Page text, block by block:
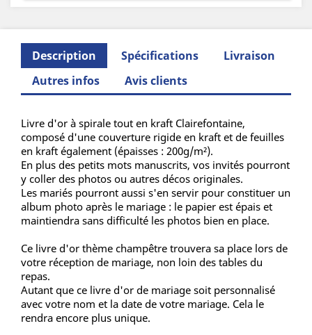
Description Spécifications
Livraison
Autres infos
Avis clients
Livre d'or à spirale tout en kraft Clairefontaine,
composé d'une couverture rigide en kraft et de feuilles
en kraft également (épaisses : 200g/m²).
En plus des petits mots manuscrits, vos invités pourront
y coller des photos ou autres décos originales.
Les mariés pourront aussi s'en servir pour constituer un
album photo après le mariage : le papier est épais et
maintiendra sans difficulté les photos bien en place.
Ce livre d'or thème champêtre trouvera sa place lors de
votre réception de mariage, non loin des tables du
repas.
Autant que ce livre d'or de mariage soit personnalisé
avec votre nom et la date de votre mariage. Cela le
rendra encore plus unique.